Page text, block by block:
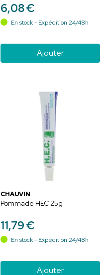
6,08€
En stock - Expédition 24/48h
Ajouter
CHAUVIN
Pommade HEC 25g
11,79€
En stock - Expédition 24/48h
Ajouter